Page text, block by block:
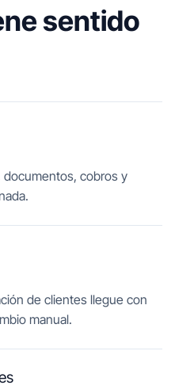
sentido
cobros y
de clientes llegue con
manual.